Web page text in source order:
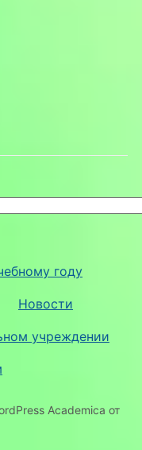
году
Новости
учреждении
Academica от